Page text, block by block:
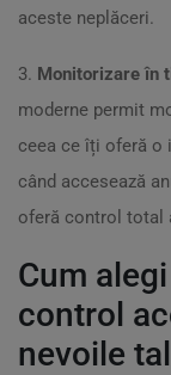
aceste neplăceri.
3. Monitorizare în
moderne permit
ceea ce îți oferă o
când accesează
oferă control total
Cum
control
nevoile